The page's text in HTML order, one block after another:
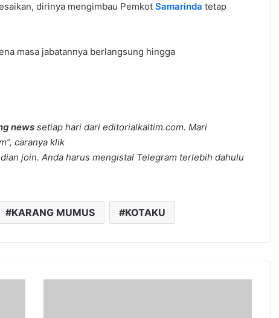
dirinya mengimbau Pemkot Samarinda tetap
masa jabatannya berlangsung hingga
news setiap hari dari editorialkaltim.com. Mari
caranya klik
join. Anda harus mengistal Telegram terlebih dahulu
KARANG MUMUS KOTAKU